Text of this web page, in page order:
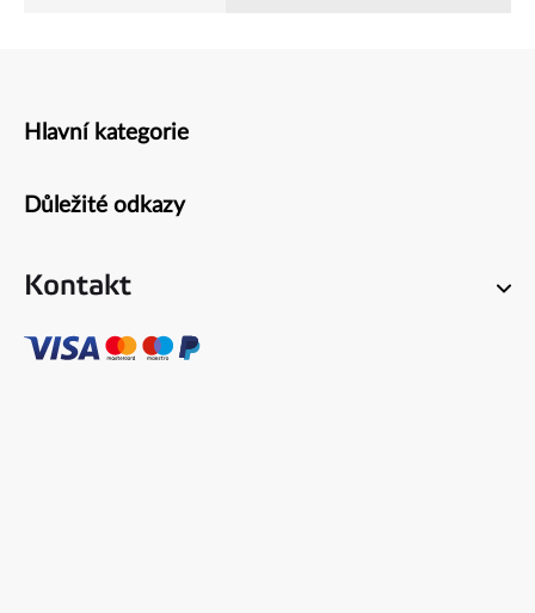
Zápatí
Hlavní kategorie
Důležité odkazy
Kontakt